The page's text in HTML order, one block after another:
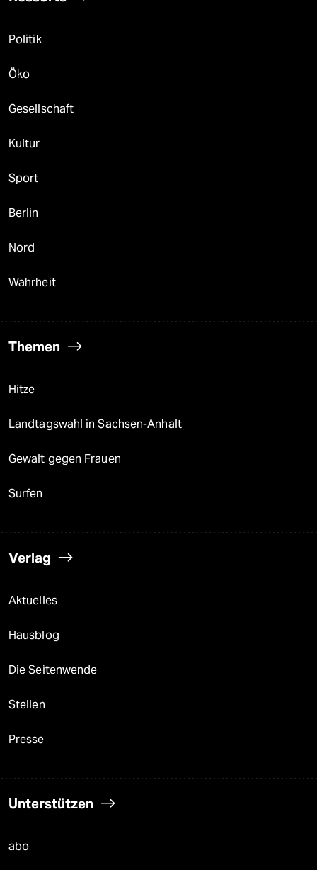
Politik
Öko
Gesellschaft
Kultur
Sport
Berlin
Nord
Wahrheit
Themen
Hitze
Landtagswahl in Sachsen-Anhalt
Gewalt gegen Frauen
Surfen
Verlag
Aktuelles
Hausblog
Die Seitenwende
Stellen
Presse
Unterstützen
abo